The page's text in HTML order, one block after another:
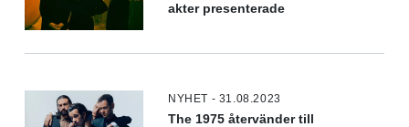
akter presenterade
NYHET - 31.08.2023
The 1975 återvänder till